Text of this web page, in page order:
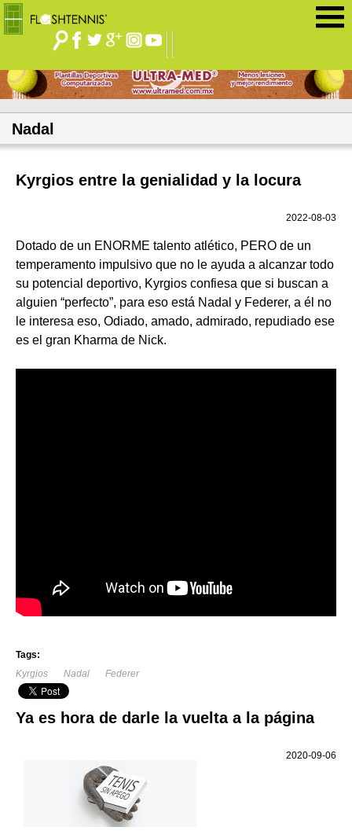
Nadal
Kyrgios entre la genialidad y la locura
2022-08-03
Dotado de un ENORME talento atlético, PERO de un
temperamento impulsivo que no le ayuda a alcanzar todo
su potencial deportivo, Kyrgios confiesa que si buscan a
alguien “perfecto”, para eso está Nadal y Federer, a él no
le interesa eso, Odiado, amado, admirado, repudiado ese
es el gran Kharma de Nick.
Tags:
Kyrgios
Nadal Federer
Ya es hora de darle la vuelta a la página
2020-09-06